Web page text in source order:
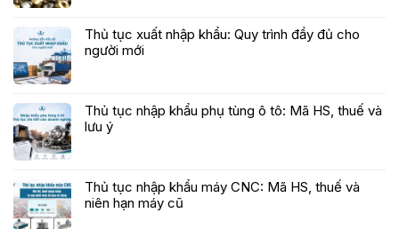
Thủ tục xuất nhập khẩu: Quy trình đầy đủ cho
người mới
Thủ tục nhập khẩu phụ tùng ô tô: Mã HS, thuế và
lưu ý
Thủ tục nhập khẩu máy CNC: Mã HS, thuế và
niên hạn máy cũ